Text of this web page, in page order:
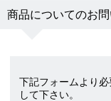
商品についてのお
下記フォームより
して下さい。